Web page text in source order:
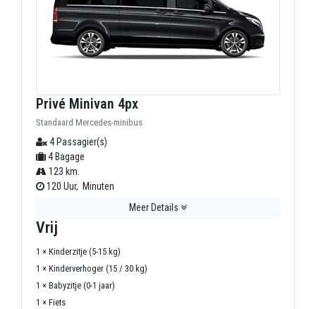
Privé Minivan 4px
Standaard Mercedes-minibus
4 Passagier(s)
4 Bagage
123 km.
120 Uur, Minuten
Meer Details
Vrij
1 × Kinderzitje (5-15 kg)
1 × Kinderverhoger (15 / 30 kg)
1 × Babyzitje (0-1 jaar)
1 × Fiets